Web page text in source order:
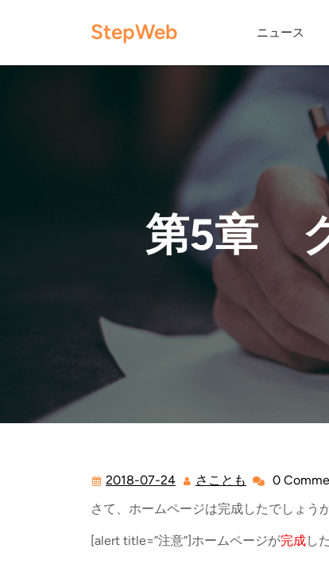
StepWeb ニュース
第5章
2018-07-24 2018-さことも さ
こ
と
も
0
さて、ホームページは完成したでしょう
[alert title=”注意”]ホームページが完成し